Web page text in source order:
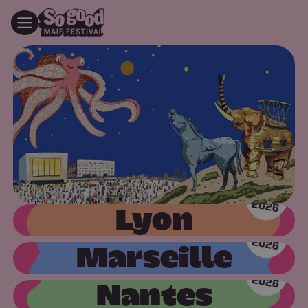
13
JUIN
2026
Lyon
> Billetterie <
26
SEPT.
2026
Marseille
> Billetterie <
16
OCT.
2026
Nantes